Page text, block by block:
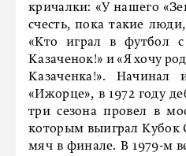
кричалки: «У нашего
счесть, пока такие
«Кто играл в футбол
Казаченок!» и «Я хочу
Казаченка!». Начинал
«Ижорце», в 1972 году
три сезона провел в
которым выиграл Кубок
мяч в финале. В 1979-м